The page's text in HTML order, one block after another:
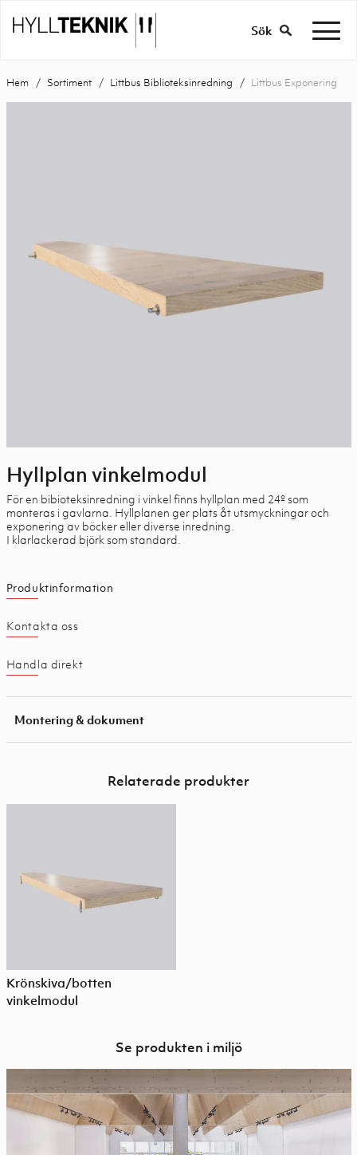
Sök
Hem Sortiment Littbus Biblioteksinredning Littbus Exponering
Hyllplan vinkelmodul
För en bibioteksinredning i vinkel finns hyllplan med 24º som
monteras i gavlarna. Hyllplanen ger plats åt utsmyckningar och
exponering av böcker eller diverse inredning.
I klarlackerad björk som standard.
Produktinformation
Kontakta oss
Handla direkt
Montering & dokument
Relaterade produkter
Krönskiva/botten
vinkelmodul
Se produkten i miljö